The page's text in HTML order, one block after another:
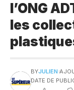
l’ONG
les
BYJULIEN
DATE DE